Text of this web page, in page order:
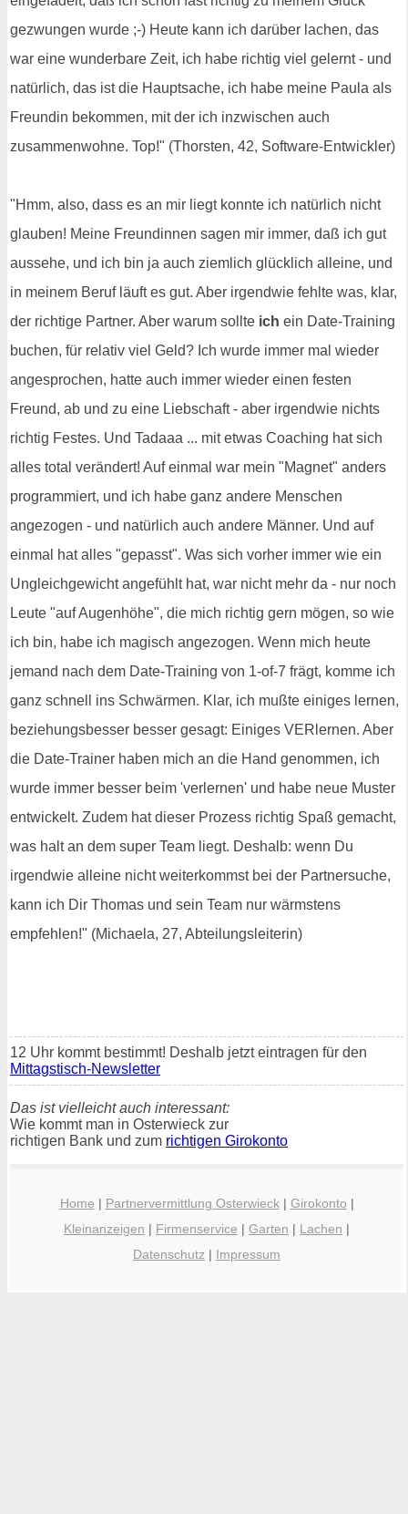
gezwungen wurde ;-) Heute kann ich darüber lachen, das
war eine wunderbare Zeit, ich habe richtig viel gelernt - und
natürlich, das ist die Hauptsache, ich habe meine Paula als
Freundin bekommen, mit der ich inzwischen auch
zusammenwohne. Top!" (Thorsten, 42, Software-Entwickler)
"Hmm, also, dass es an mir liegt konnte ich natürlich nicht
glauben! Meine Freundinnen sagen mir immer, daß ich gut
aussehe, und ich bin ja auch ziemlich glücklich alleine, und
in meinem Beruf läuft es gut. Aber irgendwie fehlte was, klar,
der richtige Partner. Aber warum sollte ich ein Date-Training
buchen, für relativ viel Geld? Ich wurde immer mal wieder
angesprochen, hatte auch immer wieder einen festen
Freund, ab und zu eine Liebschaft - aber irgendwie nichts
richtig Festes. Und Tadaaa ... mit etwas Coaching hat sich
alles total verändert! Auf einmal war mein "Magnet" anders
programmiert, und ich habe ganz andere Menschen
angezogen - und natürlich auch andere Männer. Und auf
einmal hat alles "gepasst". Was sich vorher immer wie ein
Ungleichgewicht angefühlt hat, war nicht mehr da - nur noch
Leute "auf Augenhöhe", die mich richtig gern mögen, so wie
ich bin, habe ich magisch angezogen. Wenn mich heute
jemand nach dem Date-Training von 1-of-7 frägt, komme ich
ganz schnell ins Schwärmen. Klar, ich mußte einiges lernen,
beziehungsbesser besser gesagt: Einiges VERlernen. Aber
die Date-Trainer haben mich an die Hand genommen, ich
wurde immer besser beim 'verlernen' und habe neue Muster
entwickelt. Zudem hat dieser Prozess richtig Spaß gemacht,
was halt an dem super Team liegt. Deshalb: wenn Du
irgendwie alleine nicht weiterkommst bei der Partnersuche,
kann ich Dir Thomas und sein Team nur wärmstens
empfehlen!" (Michaela, 27, Abteilungsleiterin)
12 Uhr kommt bestimmt! Deshalb jetzt eintragen für den
Mittagstisch-Newsletter
Das ist vielleicht auch interessant:
Wie kommt man in Osterwieck zur
richtigen Bank und zum richtigen Girokonto
Home | Partnervermittlung Osterwieck| Girokonto |
Kleinanzeigen | Firmenservice | Garten | Lachen |
Datenschutz | Impressum